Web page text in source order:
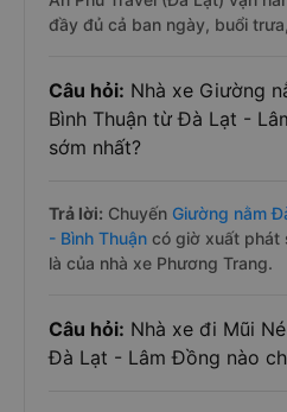
đầy đủ cả ban ngày, buổi
Câu hỏi: Nhà xe Giường
Bình Thuận từ Đà Lạt -
sớm nhất?
Trả lời: Chuyến Giường nằm
- Bình Thuận có giờ xuất phát
là của nhà xe Phương Trang.
Câu hỏi: Nhà xe đi Mũi
Đà Lạt - Lâm Đồng nào